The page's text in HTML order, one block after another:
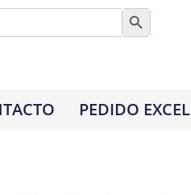
Botón de búsqueda
PEDIDO EXCEL